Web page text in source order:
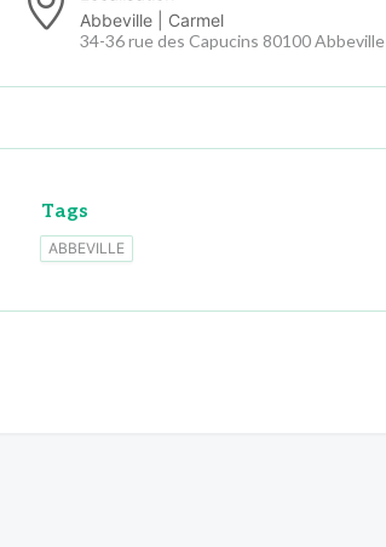
Abbeville | Carmel
34-36 rue des Capucins 80100 Abbeville
Tags
ABBEVILLE